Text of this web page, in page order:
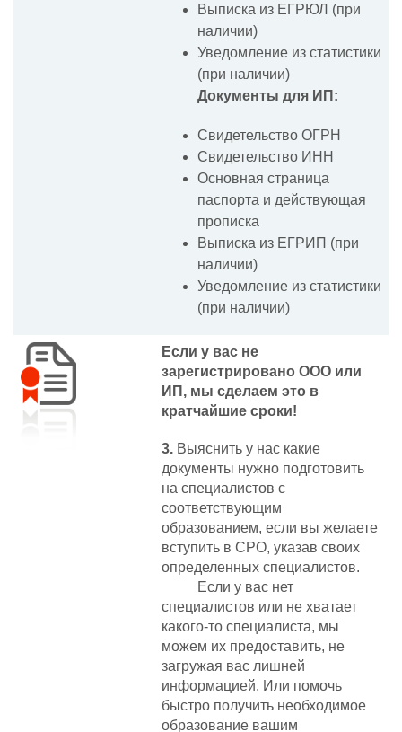
Выписка из ЕГРЮЛ (при
наличии)
Уведомление из статистики
(при наличии)
Документы для ИП:
Свидетельство ОГРН
Свидетельство ИНН
Основная страница
паспорта и действующая
прописка
Выписка из ЕГРИП (при
наличии)
Уведомление из статистики
(при наличии)
Если у вас не
зарегистрировано ООО или
ИП, мы сделаем это в
кратчайшие сроки!
3. Выяснить у нас какие
документы нужно подготовить
на специалистов с
соответствующим
образованием, если вы желаете
вступить в СРО, указав своих
определенных специалистов.
Если у вас нет
специалистов или не хватает
какого-то специалиста, мы
можем их предоставить, не
загружая вас лишней
информацией. Или помочь
быстро получить необходимое
образование вашим